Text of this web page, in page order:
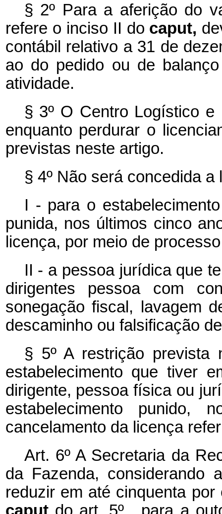
§ 2º Para a aferição do
refere o inciso II do caput,
contábil relativo a 31 de
ao do pedido ou de
atividade.
§ 3º O Centro Logístico e
enquanto perdurar o
previstas neste artigo.
§ 4º Não será concedida
I - para o
punida, nos últimos cinco
licença, por meio de
II - a pessoa jurídica que
dirigentes pessoa com
sonegação fiscal, lavagem
descaminho ou falsificação
§ 5º A restrição
estabelecimento que tiver
dirigente, pessoa física ou
estabelecimento
cancelamento da licença
Art. 6º A Secretaria da
da Fazenda, considerando
reduzir em até cinquenta
caput do art. 5º , para a